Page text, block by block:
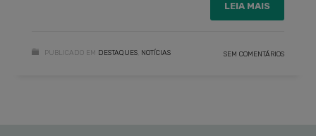
LEIA MAIS
PUBLICADO EM DESTAQUES NOTÍCIAS SEM COMENTÁRIOS